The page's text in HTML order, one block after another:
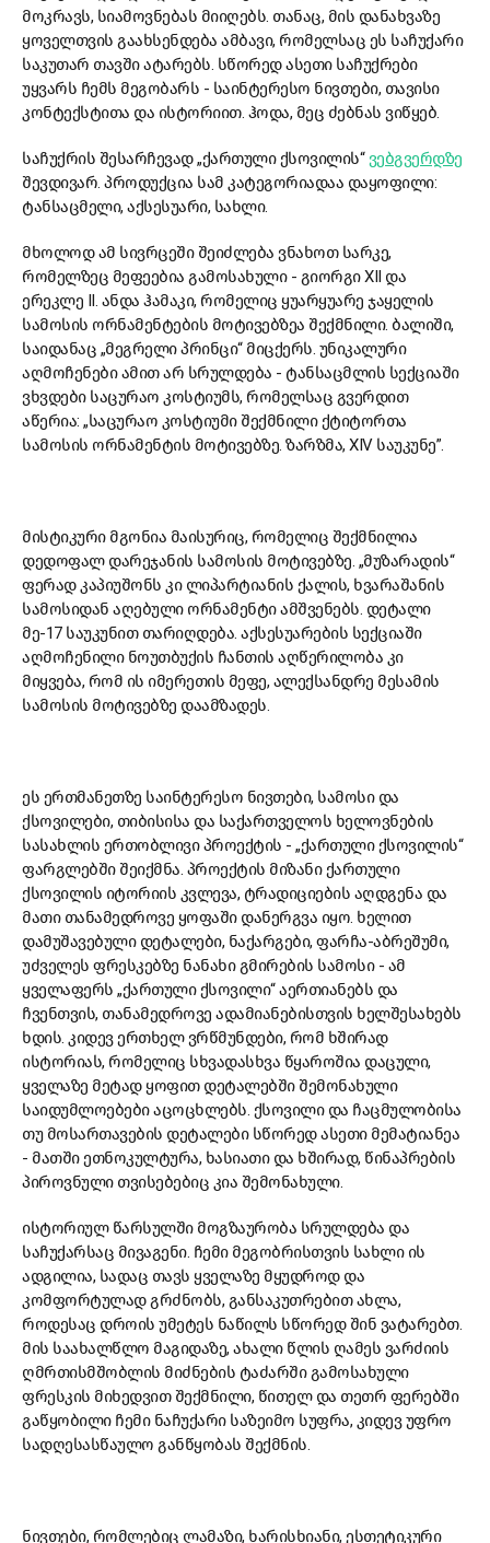
მოკრავს, სიამოვნებას მიიღებს. თანაც, მის დანახვაზე
ყოველთვის გაახსენდება ამბავი, რომელსაც ეს საჩუქარი
საკუთარ თავში ატარებს. სწორედ ასეთი საჩუქრები
უყვარს ჩემს მეგობარს - საინტერესო ნივთები, თავისი
კონტექსტითა და ისტორიით. ჰოდა, მეც ძებნას ვიწყებ.
საჩუქრის შესარჩევად „ქართული ქსოვილის“ვებგვერდზე
შევდივარ. პროდუქცია სამ კატეგორიადაა დაყოფილი:
ტანსაცმელი, აქსესუარი, სახლი.
მხოლოდ ამ სივრცეში შეიძლება ვნახოთ სარკე,
რომელზეც მეფეებია გამოსახული - გიორგი XII და
ერეკლე II. ანდა ჰამაკი, რომელიც ყუარყუარე ჯაყელის
სამოსის ორნამენტების მოტივებზეა შექმნილი. ბალიში,
საიდანაც „მეგრელი პრინცი“ მიცქერს. უნიკალური
აღმოჩენები ამით არ სრულდება - ტანსაცმლის სექციაში
ვხვდები საცურაო კოსტიუმს, რომელსაც გვერდით
აწერია: „საცურაო კოსტიუმი შექმნილი ქტიტორთა
სამოსის ორნამენტის მოტივებზე. ზარზმა, XIV საუკუნე”.
მისტიკური მგონია მაისურიც, რომელიც შექმნილია
დედოფალ დარეჯანის სამოსის მოტივებზე. „მუზარადის“
ფერად კაპიუშონს კი ლიპარტიანის ქალის, ხვარაშანის
სამოსიდან აღებული ორნამენტი ამშვენებს. დეტალი
მე-17 საუკუნით თარიღდება. აქსესუარების სექციაში
აღმოჩენილი ნოუთბუქის ჩანთის აღწერილობა კი
მიყვება, რომ ის იმერეთის მეფე, ალექსანდრე მესამის
სამოსის მოტივებზე დაამზადეს.
ეს ერთმანეთზე საინტერესო ნივთები, სამოსი და
ქსოვილები, თიბისისა და საქართველოს ხელოვნების
სასახლის ერთობლივი პროექტის - „ქართული ქსოვილის“
ფარგლებში შეიქმნა. პროექტის მიზანი ქართული
ქსოვილის იტორიის კვლევა, ტრადიციების აღდგენა და
მათი თანამედროვე ყოფაში დანერგვა იყო. ხელით
დამუშავებული დეტალები, ნაქარგები, ფარჩა-აბრეშუმი,
უძველეს ფრესკებზე ნანახი გმირების სამოსი - ამ
ყველაფერს „ქართული ქსოვილი“ აერთიანებს და
ჩვენთვის, თანამედროვე ადამიანებისთვის ხელშესახებს
ხდის. კიდევ ერთხელ ვრწმუნდები, რომ ხშირად
ისტორიას, რომელიც სხვადასხვა წყაროშია დაცული,
ყველაზე მეტად ყოფით დეტალებში შემონახული
საიდუმლოებები აცოცხლებს. ქსოვილი და ჩაცმულობისა
თუ მოსართავების დეტალები სწორედ ასეთი მემატიანეა
- მათში ეთნოკულტურა, ხასიათი და ხშირად, წინაპრების
პიროვნული თვისებებიც კია შემონახული.
ისტორიულ წარსულში მოგზაურობა სრულდება და
საჩუქარსაც მივაგენი. ჩემი მეგობრისთვის სახლი ის
ადგილია, სადაც თავს ყველაზე მყუდროდ და
კომფორტულად გრძნობს, განსაკუთრებით ახლა,
როდესაც დროის უმეტეს ნაწილს სწორედ შინ ვატარებთ.
მის საახალწლო მაგიდაზე, ახალი წლის ღამეს ვარძიის
ღმრთისმშობლის მიძნების ტაძარში გამოსახული
ფრესკის მიხედვით შექმნილი, წითელ და თეთრ ფერებში
გაწყობილი ჩემი ნაჩუქარი საზეიმო სუფრა, კიდევ უფრო
სადღესასწაულო განწყობას შექმნის.
ნივთები, რომლებიც ლამაზი, ხარისხიანი, ესთეტიკური